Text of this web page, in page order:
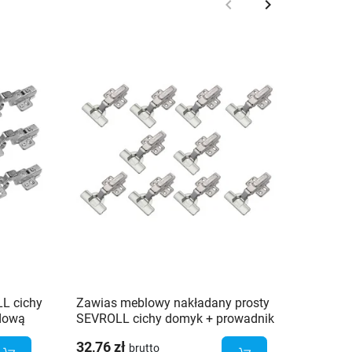
Poprzedni
keyboard_arrow_left Następny
keyboard_arrow_right
cichy
Zawias meblowy nakładany prosty
SEVROLL cichy domyk + prowadnik
32,76 zł brutto